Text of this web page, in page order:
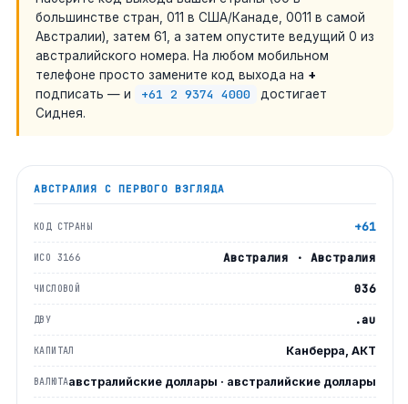
большинстве стран, 011 в США/Канаде, 0011 в самой
Австралии), затем 61, а затем опустите ведущий 0 из
австралийского номера. На любом мобильном
телефоне просто замените код выхода на +
подписать — и
+61 2 9374 4000
достигает
Сиднея.
АВСТРАЛИЯ С ПЕРВОГО ВЗГЛЯДА
КОД СТРАНЫ +61
ИСО 3166 Австралия · Австралия
ЧИСЛОВОЙ 036
ДВУ .au
КАПИТАЛ Канберра, АКТ
ВАЛЮТАавстралийские доллары · австралийские доллары